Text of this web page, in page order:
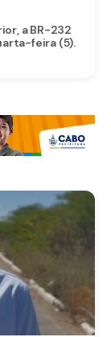
a BR-232
feira (5).